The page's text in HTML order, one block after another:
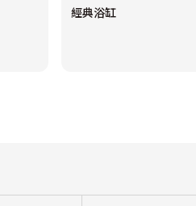
經典浴缸